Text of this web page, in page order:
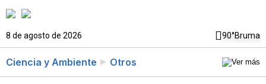
8 de agosto de 2026 90°Bruma
Ciencia y Ambiente Otros